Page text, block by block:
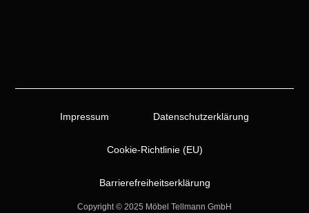
Copyright © 2025 Möbel Tellmann GmbH
Impressum Datenschutzerklärung
Cookie-Richtlinie (EU)
Barrierefreiheitserklärung